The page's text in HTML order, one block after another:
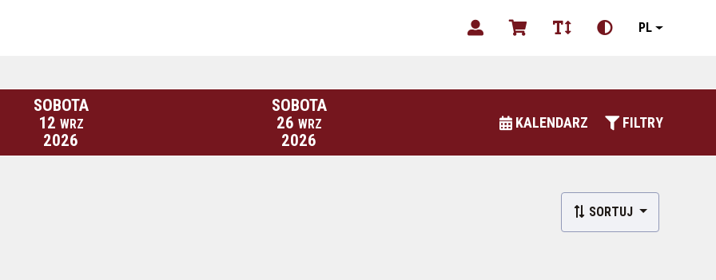
PL
SOBOTA
12 WRZ
2026
SOBOTA
26 WRZ
2026
KALENDARZ FILTRY
SORTUJ